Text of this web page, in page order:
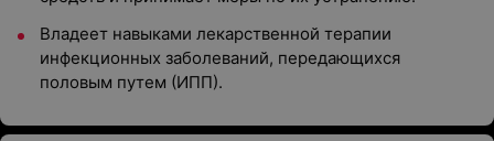
Владеет навыками лекарственной терапии
инфекционных заболеваний, передающихся
половым путем (ИПП).